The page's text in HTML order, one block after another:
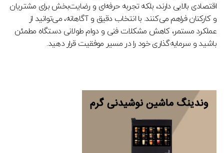
اقتصادی بالایی دارند، بلکه تجربه حرفه‌ای و رضایت‌بخش برای مشتریان
و کارکنان فراهم می‌کنند. با انتخاب دقیق و آگاهانه، می‌توانید از
عملکرد مستمر، کاهش مشکلات فنی و دوام طولانی دستگاه مطمئن
باشید و سرمایه‌گذاری خود را در مسیر موفقیت قرار دهید.